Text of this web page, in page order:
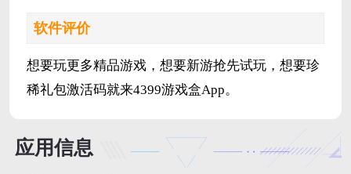
软件评价
想要玩更多精品游戏，想要新游抢先试玩，想要珍
稀礼包激活码就来4399游戏盒App。
应用信息